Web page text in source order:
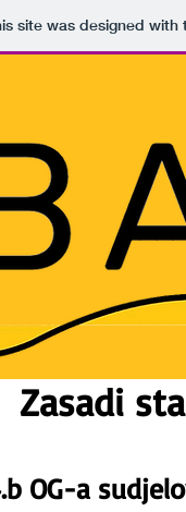
site was designed with
Zasadi
OG-a